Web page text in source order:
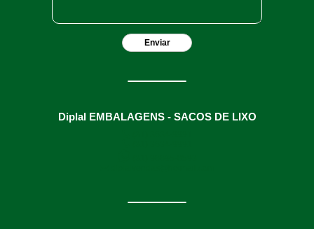
Diplal EMBALAGENS - SACOS DE LIXO